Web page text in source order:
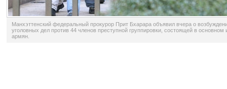
Манхэттенский федеральный прокурор Прит Бхарара объявил вчера о
уголовных дел против 44 членов преступной группировки, состоящей в основном
армян.